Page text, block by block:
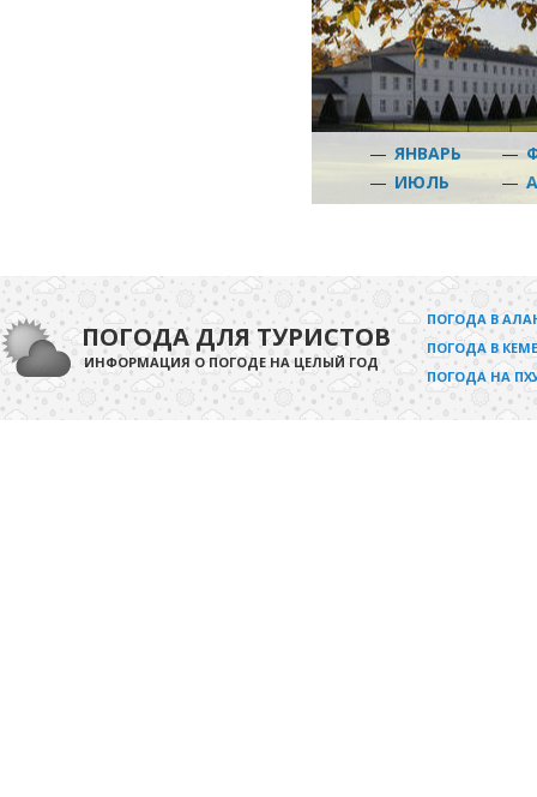
— ЯНВАРЬ —
— ИЮЛЬ —
ПОГОДА ДЛЯ ТУРИСТОВ
ИНФОРМАЦИЯ О ПОГОДЕ НА ЦЕЛЫЙ ГОД
ПОГОДА В
ПОГОДА В
ПОГОДА НА